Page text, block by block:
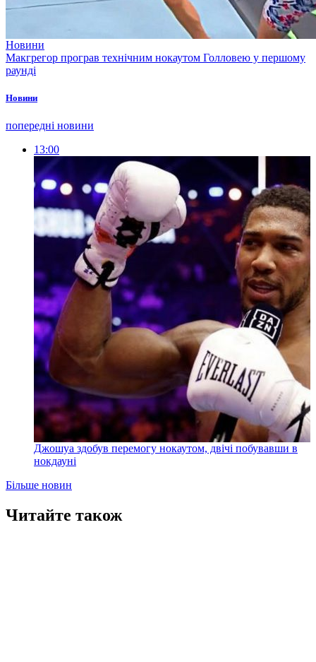
Новини
Макгрегор програв технічним нокаутом Голловею у першому
раунді
Новини
попередні новини
13:00
Джошуа здобув перемогу нокаутом, двічі побувавши в
нокдауні
Більше новин
Читайте також